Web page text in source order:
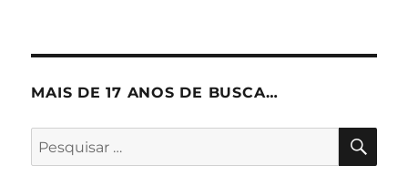
MAIS DE 17 ANOS DE BUSCA…
Pesquisar
por: